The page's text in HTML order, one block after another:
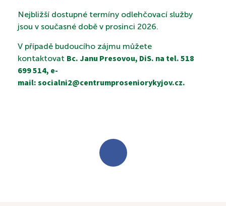
Nejbližší dostupné termíny odlehčovací služby
jsou v současné době v prosinci 2026.
V případě budoucího zájmu můžete
kontaktovat Bc. Janu Presovou, DiS. na tel. 518
699 514, e-
mail: socialni2@centrumproseniorykyjov.cz.